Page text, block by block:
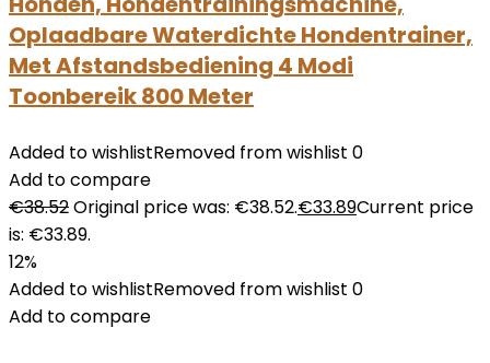
Oplaadbare Waterdichte Hondentrainer,
Met Afstandsbediening 4 Modi
Toonbereik 800 Meter
Added to wishlistRemoved from wishlist 0
Add to compare
€38.52Original price was: €38.52.€33.89Current price
is: €33.89.
12%
Added to wishlistRemoved from wishlist 0
Add to compare